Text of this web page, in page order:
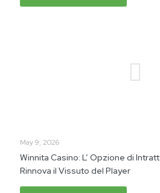
May 9, 2026
Winnita Casino: L’ Opzione di
Rinnova il Vissuto del Player